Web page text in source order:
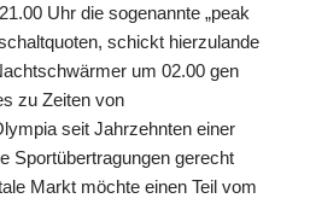
Uhr die sogenannte „peak
schickt hierzulande
um 02.00 gen
zu Zeiten von
seit Jahrzehnten einer
Sportübertragungen gerecht
Markt möchte einen Teil vom